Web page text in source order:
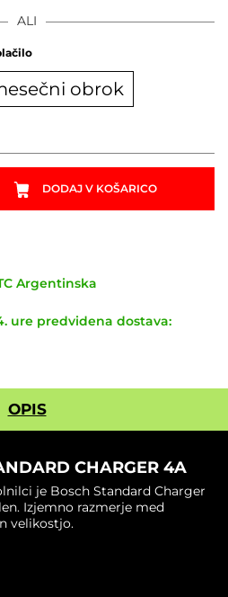
ALI
obrok
DODAJ V KOŠARICO
Argentinska
ure predvidena dostava:
OPIS
CHARGER 4A
je Bosch Standard Charger
Izjemno razmerje med
velikostjo.